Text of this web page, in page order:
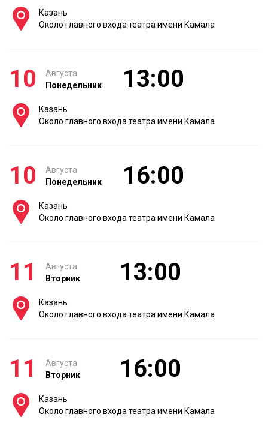
Казань
Около главного входа театра имени Камала
10
Августа
Понедельник
13:00
Казань
Около главного входа театра имени Камала
10
Августа
Понедельник
16:00
Казань
Около главного входа театра имени Камала
11
Августа
Вторник
13:00
Казань
Около главного входа театра имени Камала
11
Августа
Вторник
16:00
Казань
Около главного входа театра имени Камала